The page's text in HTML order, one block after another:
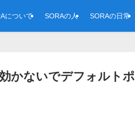
について SORAの人 SORAの日常
かないでデフォルトポ